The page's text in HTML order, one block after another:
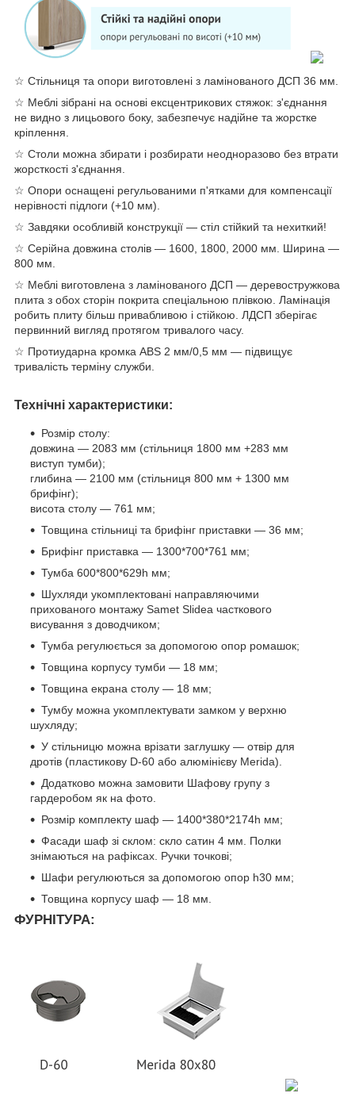
☆ Стільниця та опори виготовлені з ламінованого ДСП 36 мм.
☆ Меблі зібрані на основі ексцентрикових стяжок: з'єднання
не видно з лицьового боку, забезпечує надійне та жорстке
кріплення.
☆ Столи можна збирати і розбирати неодноразово без втрати
жорсткості з'єднання.
☆ Опори оснащені регульованими п'ятками для компенсації
нерівності підлоги (+10 мм).
☆ Завдяки особливій конструкції — стіл стійкий та нехиткий!
☆ Серійна довжина столів — 1600, 1800, 2000 мм. Ширина —
800 мм.
☆ Меблі виготовлена з ламінованого ДСП — деревостружкова
плита з обох сторін покрита спеціальною плівкою. Ламінація
робить плиту більш привабливою і стійкою. ЛДСП зберігає
первинний вигляд протягом тривалого часу.
☆ Протиударна кромка ABS 2 мм/0,5 мм — підвищує
тривалість терміну служби.
Технічні характеристики:
Розмір столу:
довжина — 2083 мм (стільниця 1800 мм +283 мм
виступ тумби);
глибина — 2100 мм (стільниця 800 мм + 1300 мм
брифінг);
висота столу — 761 мм;
Товщина стільниці та брифінг приставки — 36 мм;
Брифінг приставка — 1300*700*761 мм;
Тумба 600*800*629h мм;
Шухляди укомплектовані направляючими
прихованого монтажу Samet Slidea часткового
висування з доводчиком;
Тумба регулюється за допомогою опор ромашок;
Товщина корпусу тумби — 18 мм;
Товщина екрана столу — 18 мм;
Тумбу можна укомплектувати замком у верхню
шухляду;
У стільницю можна врізати заглушку — отвір для
дротів (пластикову D-60 або алюмінієву Merida).
Додатково можна замовити Шафову групу з
гардеробом як на фото.
Розмір комплекту шаф — 1400*380*2174h мм;
Фасади шаф зі склом: скло сатин 4 мм. Полки
знімаються на рафіксах. Ручки точкові;
Шафи регулюються за допомогою опор h30 мм;
Товщина корпусу шаф — 18 мм.
ФУРНІТУРА: